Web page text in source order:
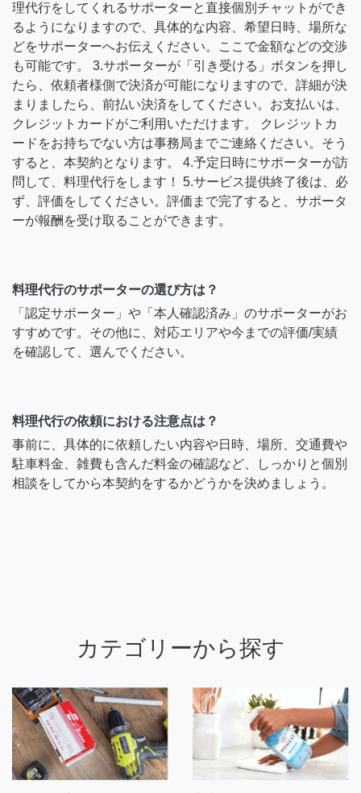
理代行をしてくれるサポーターと直接個別チャットができ
るようになりますので、具体的な内容、希望日時、場所な
どをサポーターへお伝えください。ここで金額などの交渉
も可能です。 3.サポーターが「引き受ける」ボタンを押し
たら、依頼者様側で決済が可能になりますので、詳細が決
まりましたら、前払い決済をしてください。お支払いは、
クレジットカードがご利用いただけます。 クレジットカ
ードをお持ちでない方は事務局までご連絡ください。そう
すると、本契約となります。 4.予定日時にサポーターが訪
問して、料理代行をします！ 5.サービス提供終了後は、必
ず、評価をしてください。評価まで完了すると、サポータ
ーが報酬を受け取ることができます。
料理代行のサポーターの選び方は？
「認定サポーター」や「本人確認済み」のサポーターがお
すすめです。その他に、対応エリアや今までの評価/実績
を確認して、選んでください。
料理代行の依頼における注意点は？
事前に、具体的に依頼したい内容や日時、場所、交通費や
駐車料金、雑費も含んだ料金の確認など、しっかりと個別
相談をしてから本契約をするかどうかを決めましょう。
カテゴリーから探す